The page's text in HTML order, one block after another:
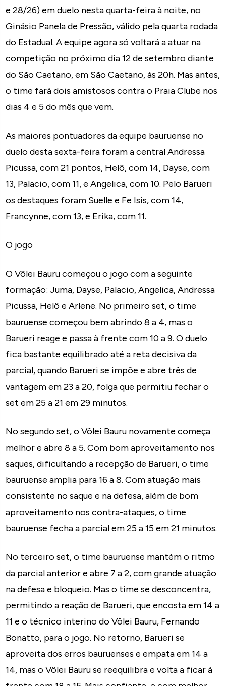
e 28/26) em duelo nesta quarta-feira à noite, no
Ginásio Panela de Pressão, válido pela quarta rodada
do Estadual. A equipe agora só voltará a atuar na
competição no próximo dia 12 de setembro diante
do São Caetano, em São Caetano, às 20h. Mas antes,
o time fará dois amistosos contra o Praia Clube nos
dias 4 e 5 do mês que vem.
As maiores pontuadores da equipe bauruense no
duelo desta sexta-feira foram a central Andressa
Picussa, com 21 pontos, Helô, com 14, Dayse, com
13, Palacio, com 11, e Angelica, com 10. Pelo Barueri
os destaques foram Suelle e Fe Isis, com 14,
Francynne, com 13, e Erika, com 11.
O jogo
O Vôlei Bauru começou o jogo com a seguinte
formação: Juma, Dayse, Palacio, Angelica, Andressa
Picussa, Helô e Arlene. No primeiro set, o time
bauruense começou bem abrindo 8 a 4, mas o
Barueri reage e passa à frente com 10 a 9. O duelo
fica bastante equilibrado até a reta decisiva da
parcial, quando Barueri se impõe e abre três de
vantagem em 23 a 20, folga que permitiu fechar o
set em 25 a 21 em 29 minutos.
No segundo set, o Vôlei Bauru novamente começa
melhor e abre 8 a 5. Com bom aproveitamento nos
saques, dificultando a recepção de Barueri, o time
bauruense amplia para 16 a 8. Com atuação mais
consistente no saque e na defesa, além de bom
aproveitamento nos contra-ataques, o time
bauruense fecha a parcial em 25 a 15 em 21 minutos.
No terceiro set, o time bauruense mantém o ritmo
da parcial anterior e abre 7 a 2, com grande atuação
na defesa e bloqueio. Mas o time se desconcentra,
permitindo a reação de Barueri, que encosta em 14 a
11 e o técnico interino do Vôlei Bauru, Fernando
Bonatto, para o jogo. No retorno, Barueri se
aproveita dos erros bauruenses e empata em 14 a
14, mas o Vôlei Bauru se reequilibra e volta a ficar à